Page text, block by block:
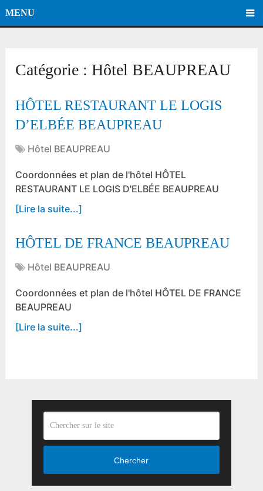
MENU
Catégorie :Hôtel BEAUPREAU
HÔTEL RESTAURANT LE LOGIS
D’ELBÉE BEAUPREAU
Hôtel BEAUPREAU
Coordonnées et plan de l'hôtel HÔTEL
RESTAURANT LE LOGIS D'ELBÉE BEAUPREAU
[Lire la suite...]
HÔTEL DE FRANCE BEAUPREAU
Hôtel BEAUPREAU
Coordonnées et plan de l'hôtel HÔTEL DE FRANCE
BEAUPREAU
[Lire la suite...]
Chercher